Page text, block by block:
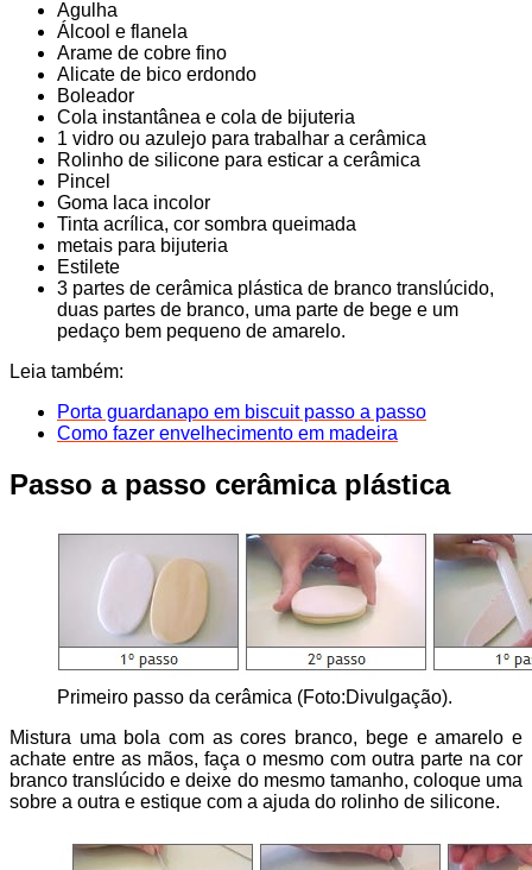
Agulha
Álcool e flanela
Arame de cobre fino
Alicate de bico erdondo
Boleador
Cola instantânea e cola de bijuteria
1 vidro ou azulejo para trabalhar a cerâmica
Rolinho de silicone para esticar a cerâmica
Pincel
Goma laca incolor
Tinta acrílica, cor sombra queimada
metais para bijuteria
Estilete
3 partes de cerâmica plástica de branco translúcido,
duas partes de branco, uma parte de bege e um
pedaço bem pequeno de amarelo.
Leia também:
Porta guardanapo em biscuit passo a passo
Como fazer envelhecimento em madeira
Passo a passo cerâmica plástica
Primeiro passo da cerâmica (Foto:Divulgação).
Mistura uma bola com as cores branco, bege e amarelo e
achate entre as mãos, faça o mesmo com outra parte na cor
branco translúcido e deixe do mesmo tamanho, coloque uma
sobre a outra e estique com a ajuda do rolinho de silicone.